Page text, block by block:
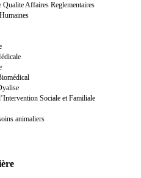
Qualite Affaires Reglementaires
Sociale et Familiale
animaliers